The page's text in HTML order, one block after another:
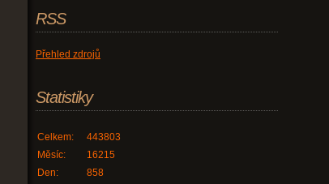
RSS
Přehled zdrojů
Statistiky
Celkem:
443803
Měsíc:
16215
Den:
858